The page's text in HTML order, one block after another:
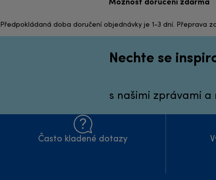
Předpokládaná doba doručení objednávky je 1-3 dní. Přeprava
Nechte se
s našimi zprávami a
Často kladené dotazy